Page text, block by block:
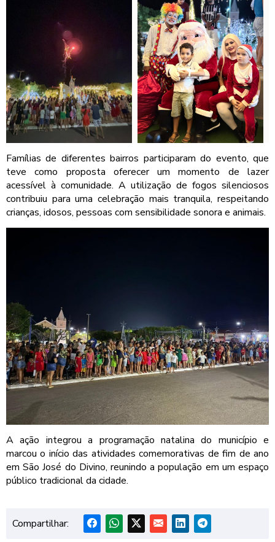
Famílias de diferentes bairros participaram do evento, que
teve como proposta oferecer um momento de lazer
acessível à comunidade. A utilização de fogos silenciosos
contribuiu para uma celebração mais tranquila, respeitando
crianças, idosos, pessoas com sensibilidade sonora e animais.
A ação integrou a programação natalina do município e
marcou o início das atividades comemorativas de fim de ano
em São José do Divino, reunindo a população em um espaço
público tradicional da cidade.
Compartilhar: